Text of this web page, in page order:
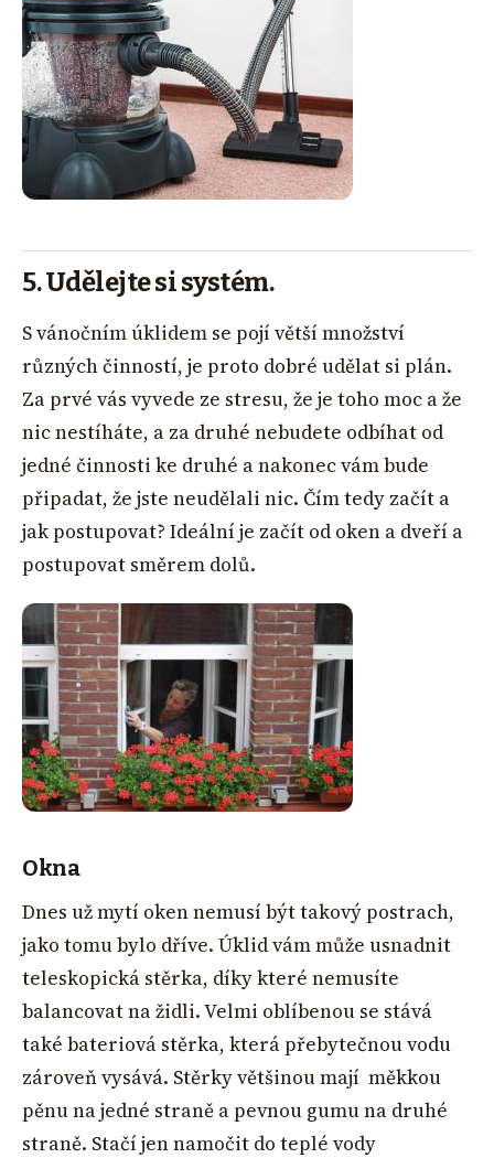
5. Udělejte si systém.
S vánočním úklidem se pojí větší množství
různých činností, je proto dobré udělat si plán.
Za prvé vás vyvede ze stresu, že je toho moc a že
nic nestíháte, a za druhé nebudete odbíhat od
jedné činnosti ke druhé a nakonec vám bude
připadat, že jste neudělali nic. Čím tedy začít a
jak postupovat? Ideální je začít od oken a dveří a
postupovat směrem dolů.
Okna
Dnes už mytí oken nemusí být takový postrach,
jako tomu bylo dříve. Úklid vám může usnadnit
teleskopická stěrka, díky které nemusíte
balancovat na židli. Velmi oblíbenou se stává
také bateriová stěrka, která přebytečnou vodu
zároveň vysává. Stěrky většinou mají měkkou
pěnu na jedné straně a pevnou gumu na druhé
straně. Stačí jen namočit do teplé vody